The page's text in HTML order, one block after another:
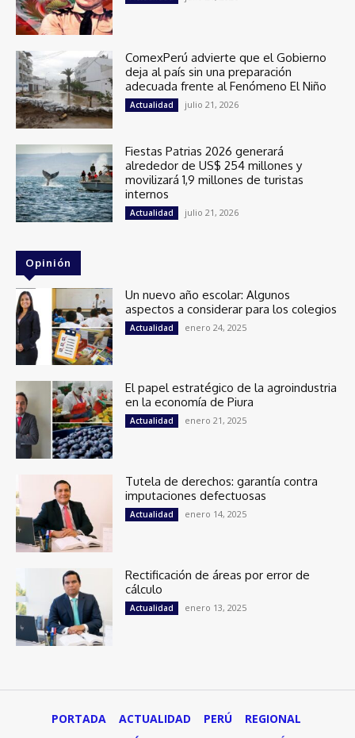
ComexPerú advierte que el Gobierno
deja al país sin una preparación
adecuada frente al Fenómeno El Niño
Actualidad julio 21, 2026
Fiestas Patrias 2026 generará
alrededor de US$ 254 millones y
movilizará 1,9 millones de turistas
internos
Actualidad julio 21, 2026
Opinión
Un nuevo año escolar: Algunos
aspectos a considerar para los colegios
Actualidad enero 24, 2025
El papel estratégico de la agroindustria
en la economía de Piura
Actualidad enero 21, 2025
Tutela de derechos: garantía contra
imputaciones defectuosas
Actualidad enero 14, 2025
Rectificación de áreas por error de
cálculo
Actualidad enero 13, 2025
PORTADA ACTUALIDAD PERÚ
REGIONAL